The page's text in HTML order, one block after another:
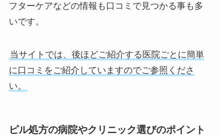
フターケアなどの情報も口コミで見つかる事も多
いです。
当サイトでは、後ほどご紹介する医院ごとに簡単
に口コミをご紹介していますのでご参照くださ
い。
ピル処方の病院やクリニック選びのポイント